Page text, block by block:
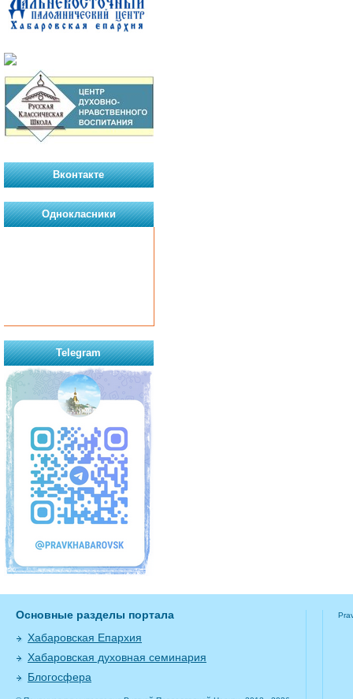
Вконтакте
Однокласники
Telegram
Основные разделы портала
Хабаровская Епархия
Хабаровская духовная семинария
Блогосфера